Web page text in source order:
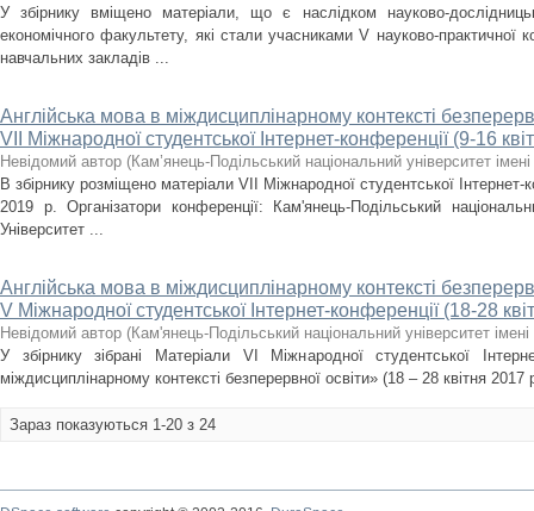
У збірнику вміщено матеріали, що є наслідком науково-
економічного факультету, які стали учасниками V науково-практичної
навчальних закладів ...
Англійська мова в міждисциплінарному контексті
VІI Міжнародної студентської Інтернет-конференції (9-16
Невідомий автор (Кам’янець-Подільський національний університет
В збірнику розміщено матеріали VІI Міжнародної студентської Інтернет-
2019 р. Організатори конференції: Кам'янець-Подільський
Університет ...
Англійська мова в міждисциплінарному контексті
V Міжнародної студентської Інтернет-конференції (18-28
Невідомий автор (Кам'янець-Подільський національний університет імені
У збірнику зібрані Матеріали VI Міжнародної студентської
міждисциплінарному контексті безперервної освіти» (18 – 28 квітня 2017
Зараз показуються 1-20 з 24